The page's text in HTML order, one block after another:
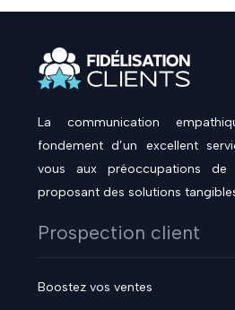
La communication
fondement d’un excellent
vous aux préoccupations
proposant des solutions
Prospection client
Boostez vos ventes